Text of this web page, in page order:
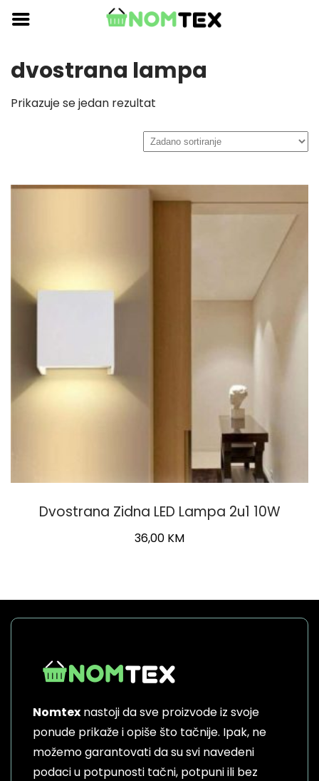
Skip
content
dvostrana lampa
Prikazuje se jedan rezultat
Dvostrana Zidna LED Lampa 2u1 10W
36,00 KM
Nomtex nastoji da sve proizvode iz svoje
ponude prikaže i opiše što tačnije. Ipak, ne
možemo garantovati da su svi navedeni
podaci u potpunosti tačni, potpuni ili bez